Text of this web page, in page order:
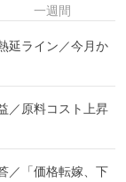
延ライン／今月か
／原料コスト上昇
／「価格転嫁、下
一週間